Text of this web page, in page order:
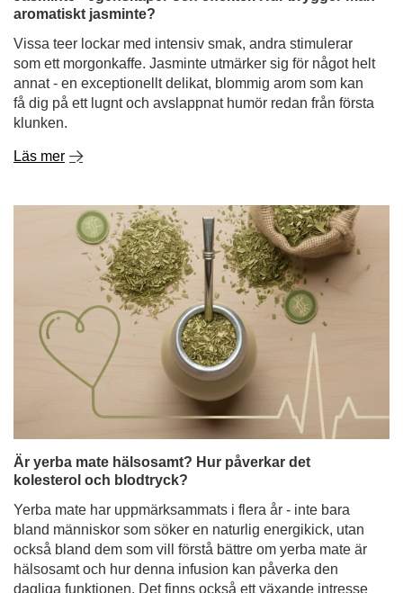
klunken.
Läs mer
Är yerba mate hälsosamt? Hur påverkar det
kolesterol och blodtryck?
Yerba mate har uppmärksammats i flera år - inte bara
bland människor som söker en naturlig energikick, utan
också bland dem som vill förstå bättre om yerba mate är
hälsosamt och hur denna infusion kan påverka den
dagliga funktionen. Det finns också ett växande intresse
inverkan på kolesterolnivåer och blodtryck. Det är därför
ingen överraskning att yerba mate under de senaste
åren har blivit föremål för många vetenskapliga studier.
Läs mer